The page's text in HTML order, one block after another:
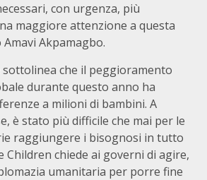
con urgenza, più
maggiore attenzione a questa
Akpamagbo.
sottolinea che il peggioramento
durante questo anno ha
a milioni di bambini. A
è stato più difficile che mai per le
raggiungere i bisognosi in tutto
Children chiede ai governi di agire,
umanitaria per porre fine